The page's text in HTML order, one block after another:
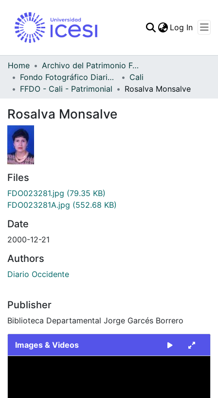
Statistics
Log In
Home
Archivo del Patrimonio Fotográfico y Fílmico del Valle del Cauca
Fondo Fotográfico Diario Occidente
Cali
FFDO - Cali - Patrimonial
Rosalva Monsalve
Rosalva Monsalve
Files
FDO023281.jpg (79.35 KB)
FDO023281A.jpg (552.68 KB)
Date
2000-12-21
Authors
Diario Occidente
Publisher
Biblioteca Departamental Jorge Garcés Borrero
Images & Videos